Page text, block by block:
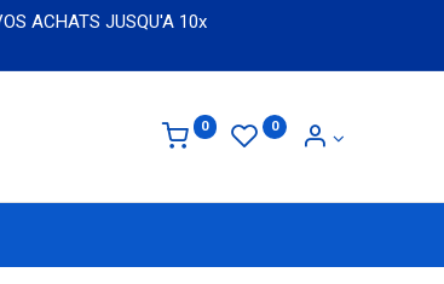
ACHATS JUSQU'A 10x
0 0